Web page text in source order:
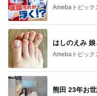
Amebaトピック
はしのえみ
Amebaトピック
熊田 23年お